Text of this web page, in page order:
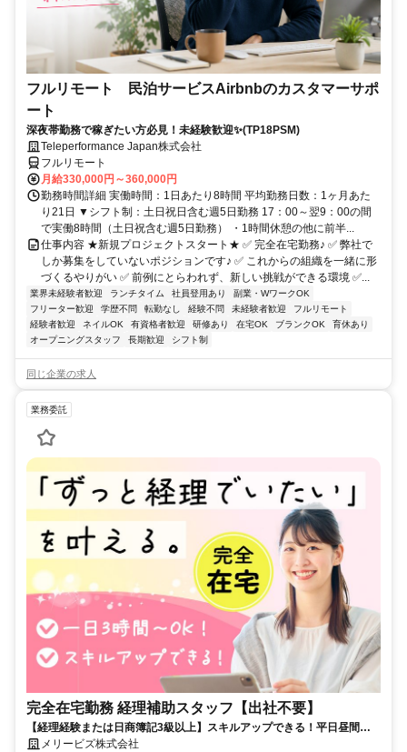
フルリモート 民泊サービスAirbnbのカスタマーサポ
ート
深夜帯勤務で稼ぎたい方必見！未経験歓迎✨(TP18PSM)
Teleperformance Japan株式会社
フルリモート
月給330,000円～360,000円
勤務時間詳細 実働時間：1日あたり8時間 平均勤務日数：1ヶ月あた
り21日 ▼シフト制：土日祝日含む週5日勤務 17：00～翌9：00の間
で実働8時間（土日祝含む週5日勤務） ・1時間休憩の他に前半...
仕事内容 ★新規プロジェクトスタート★ ✅ 完全在宅勤務♪ ✅ 弊社で
しか募集をしていないポジションです♪ ✅ これからの組織を一緒に形
づくるやりがい ✅ 前例にとらわれず、新しい挑戦ができる環境 ✅...
業界未経験者歓迎 ランチタイム 社員登用あり
副業・WワークOK
フリーター歓迎
学歴不問 転勤なし 経験不問 未経験者歓迎
フルリモート
経験者歓迎
ネイルOK 有資格者歓迎 研修あり 在宅OK ブランクOK
育休あり
オープニングスタッフ
長期歓迎 シフト制
同じ企業の求人
業務委託
完全在宅勤務 経理補助スタッフ【出社不要】
【経理経験または日商簿記3級以上】スキルアップできる！平日昼間３h
～。完全在宅で育児・介護中の方も大歓迎♪
メリービズ株式会社